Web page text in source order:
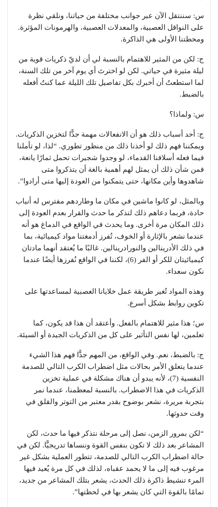
س: سننتقل الآن عبر جوانب مختلفة من حياتنا، ونلقي نظرة
على النواقل العصبية، والمعدلات العصبية، والهرمونات المؤثرة.
ومحطتنا الأولى هي الذاكرة.
ج: لكن من المثير للاهتمام بالنسبة لي أن لديّ ذكريات قوية من
ليلة مثيرة في حياتي. لكن لو اخترتَ أي يوم آخر من تلك السنة،
لما استطعتُ أن أخبرك بكل تفاصيل تلك الليلة عما كنتُ أفعله
بالضبط.
س: ولماذا؟
ج: أحد أسباب ذلك هو أن الانفعالات مهمة جدًّا لتخزين الذكريات.
ويمكننا فهم ذلك لو أخذنا ذلك من منظور تطوري. “لذا، لو تأملنا
فيما فعله أسلافنا القدماء، لو وجدوا شجيرات تحمل ثمارًا يانعة،
فمن شأن ذلك أن يمثل لهم أهمية بالغة أن يتذكروا متى
شاهدوها وأين مكانها، حتى يتمكنوا من العودة إليها متى أرادوا”.
وبالمثل، لو كانوا ماشين في مكان ما وطاردهم مفترس له أنياب
حادة، فربما دعاهم ذلك لتذكر ما حدث والقرار بعدم العودة إلى
ذلك المكان مرة أخرى. وما يحدث في الواقع في الدماغ هو أنه
عندما نشعر بالإثارة أو الخوف، تُفرز أدمغتنا مواد كيميائية، بما
في ذلك الأدرينالين والنورادرينالين. غالبًا ما يُعتقد أنهما مادتان
كيميائيتان للكر أو الفر (6)، لكننا في الواقع نُفرزها أيضًا عندما
نكون سعداء.
وهذه المواد تُغير طريقة عمل خلايانا العصبية لمساعدتها على
تكوين روابط بشكل أسرع.
س؛ هذا مثير للاهتمام بالفعل. وأعتقد أن هذا قد يكون، كما
تعلمين، لها نفس التأثير على كل من الذكريات الجيدة أو السيئة.
ج: بالضبط، نعم. وفي الواقع، من المهم جدًّا فهم هذا الشيء
عندما يتعلق الأمر بحالات مثل اضطراب الكرب التالي للصدمة
النفسية (7)، لأنه يبدو أن هناك مشكلة في عملية تخزين
الذكريات في هذا الاضطراب. بالنسبة لمعظمنا، عندما نمر
بتجربة مريرة، نشعر بوضوح بقدر معتبر من التوتر والقلق في
وقت حدوثها.
“لكن بمرور الزمن، نصل إلى مرحلة نتذكر فيها ما حدث، لكن
المشاعر بعد ذلك لا تكون بنفس القوة وننساها تدريجيًّا. لكن في
حالة اضطراب الكرب التالي للصدمة، تتطور العملية بشكل غير
مرغوب فيه إلى ما لا يحمد عقباه، لذلك في كل مرة يُعيد فيها
المرء تنشيط ذاكرة ذلك الحدث، يشعر بتلك المشاعر من جديد،
تمامًا بالقوة التي كان يشعر بها في لحظتها”.